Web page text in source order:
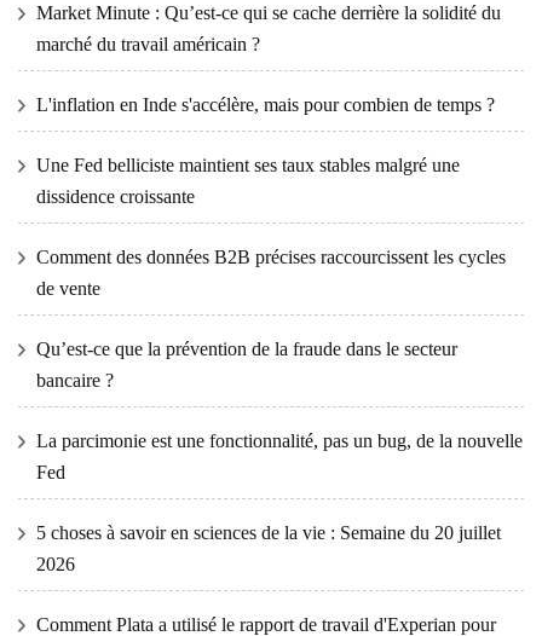
Market Minute : Qu’est-ce qui se cache derrière la solidité du
marché du travail américain ?
L'inflation en Inde s'accélère, mais pour combien de temps ?
Une Fed belliciste maintient ses taux stables malgré une
dissidence croissante
Comment des données B2B précises raccourcissent les cycles
de vente
Qu’est-ce que la prévention de la fraude dans le secteur
bancaire ?
La parcimonie est une fonctionnalité, pas un bug, de la nouvelle
Fed
5 choses à savoir en sciences de la vie : Semaine du 20 juillet
2026
Comment Plata a utilisé le rapport de travail d'Experian pour